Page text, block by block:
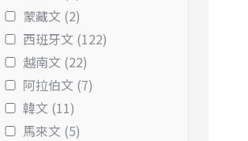
蒙藏文 (2)
西班牙文 (122)
越南文 (22)
阿拉伯文 (7)
韓文 (11)
馬來文 (5)